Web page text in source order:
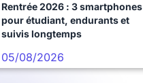
Rentrée 2026 : 3 smartphones
pour étudiant, endurants et
suivis longtemps
05/08/2026